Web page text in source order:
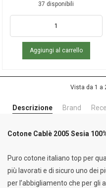
37 disponibili
Aggiungi al carrello
Vista da 1 a
Descrizione Brand
Cotone Cablè 2005 Sesia
Puro cotone italiano top per
più lavorati e di sicuro uno dei
per l’abbigliamento che per gli